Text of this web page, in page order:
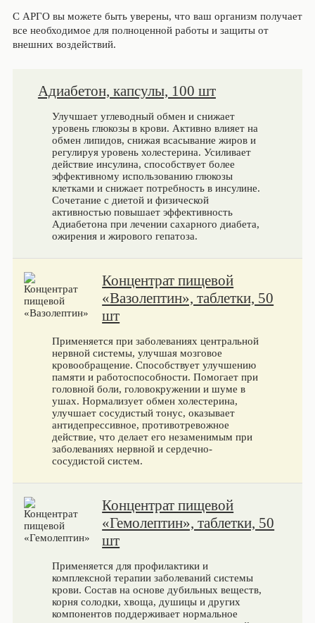
С АРГО вы можете быть уверены, что ваш организм получает
все необходимое для полноценной работы и защиты от
внешних воздействий.
Адиабетон, капсулы, 100 шт
Улучшает углеводный обмен и снижает
уровень глюкозы в крови. Активно влияет на
обмен липидов, снижая всасывание жиров и
регулируя уровень холестерина. Усиливает
действие инсулина, способствует более
эффективному использованию глюкозы
клетками и снижает потребность в инсулине.
Сочетание с диетой и физической
активностью повышает эффективность
Адиабетона при лечении сахарного диабета,
ожирения и жирового гепатоза.
Концентрат пищевой
«Вазолептин», таблетки, 50
шт
Применяется при заболеваниях центральной
нервной системы, улучшая мозговое
кровообращение. Способствует улучшению
памяти и работоспособности. Помогает при
головной боли, головокружении и шуме в
ушах. Нормализует обмен холестерина,
улучшает сосудистый тонус, оказывает
антидепрессивное, противотревожное
действие, что делает его незаменимым при
заболеваниях нервной и сердечно-
сосудистой систем.
Концентрат пищевой
«Гемолептин», таблетки, 50
шт
Применяется для профилактики и
комплексной терапии заболеваний системы
крови. Состав на основе дубильных веществ,
корня солодки, хвоща, душицы и других
компонентов поддерживает нормальное